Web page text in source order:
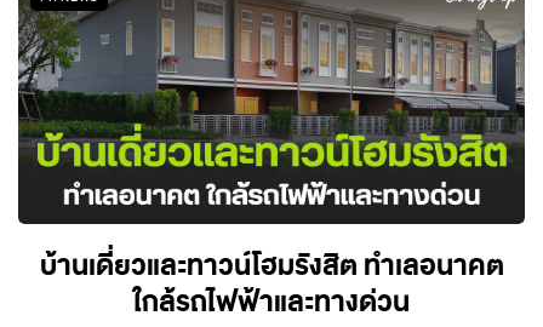
บ้านเดี่ยวและทาวน์โฮมรังสิต ทำเลอนาคต
ใกล้รถไฟฟ้าและทางด่วน